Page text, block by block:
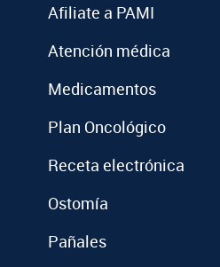
Afiliate a PAMI
Atención médica
Medicamentos
Plan Oncológico
Receta electrónica
Ostomía
Pañales